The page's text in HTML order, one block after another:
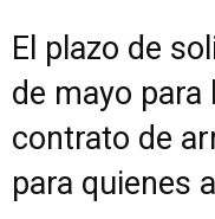
El plazo de
de mayo para
contrato de
para quienes